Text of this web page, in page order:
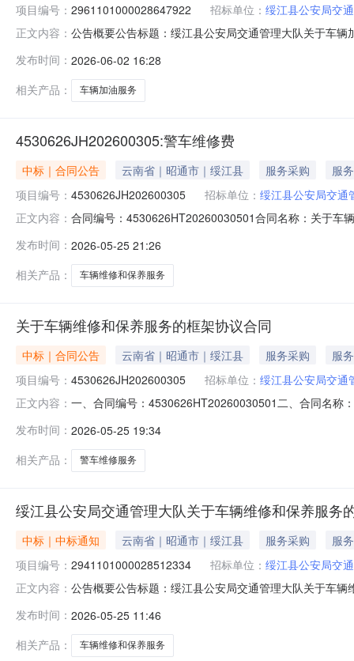
项目编号： 2961101000028647922 招标单位： 绥江县公安局交
正文内容： 公告概要公告标题：绥江县公安局交通管理大队关于车
车辆加油服务的框架协议采购项目项目编号：
发布时间： 2026-06-02 16:28
相关产品：
车辆加油服务
4530626JH202600305:警车维修费
中标｜合同公告 云南省｜昭通市｜绥江县 服务采购
服务
项目编号： 4530626JH202600305 招标单位： 绥江县公安局交通
正文内容： 合同编号：4530626HT20260030501合同名称：关于车
2026-05-25代理机构：进口产品审核前公示：采购公告
发布时间： 2026-05-25 21:26
相关产品：
车辆维修和保养服务
关于车辆维修和保养服务的框架协议合同
中标｜合同公告 云南省｜昭通市｜绥江县 服务采购
服务
项目编号： 4530626JH202600305 招标单位： 绥江县公安局交通
正文内容： 一、合同编号：4530626HT20260030501二、合同名称
址：云南省昭通市绥江县中城镇田坝24组联系方式：
发布时间： 2026-05-25 19:34
相关产品：
警车维修服务
绥江县公安局交通管理大队关于车辆维修和保养服务
中标｜中标通知 云南省｜昭通市｜绥江县 服务采购
服务
项目编号： 2941101000028512334 招标单位： 绥江县公安局交
正文内容： 公告概要公告标题：绥江县公安局交通管理大队关于车
管理大队关于车辆维修和保养服务的框架协议采购项目
发布时间： 2026-05-25 11:46
相关产品：
车辆维修和保养服务